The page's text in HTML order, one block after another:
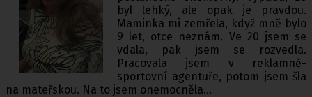
byl lehký, ale opak je pravdou.
Maminka mi zemřela, když mně bylo
9 let, otce neznám. Ve 20 jsem se
vdala, pak jsem se rozvedla.
Pracovala jsem v reklamně-
sportovní agentuře, potom jsem šla
na mateřskou. Na to jsem onemocněla...